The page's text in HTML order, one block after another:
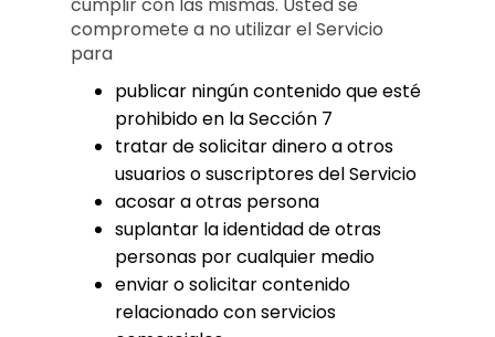
compromete a no utilizar el Servicio
para
publicar ningún contenido que esté
prohibido en la Sección 7
tratar de solicitar dinero a otros
usuarios o suscriptores del Servicio
acosar a otras persona
suplantar la identidad de otras
personas por cualquier medio
enviar o solicitar contenido
relacionado con servicios